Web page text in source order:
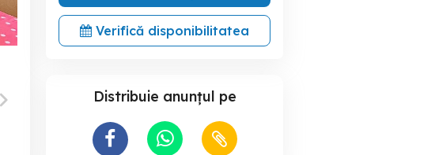
Verifică disponibilitatea
Distribuie anunțul pe